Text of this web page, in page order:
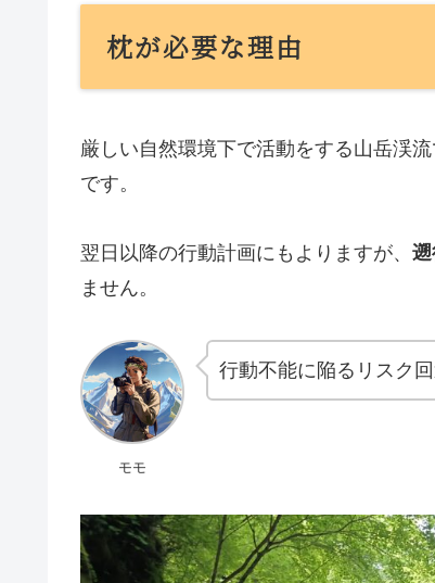
枕が必要な理由
厳しい自然環境下で活動をする山岳渓流
です。
翌日以降の行動計画にもよりますが、
ません。
モモ
行動不能に陥るリスク回